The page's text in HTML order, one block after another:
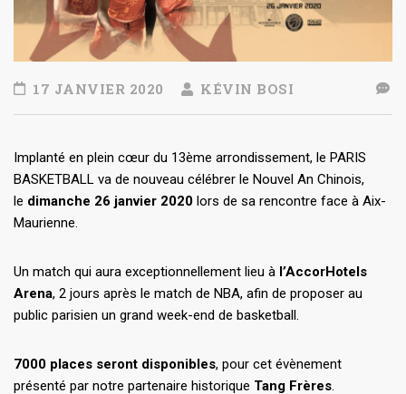
17 JANVIER 2020 KÉVIN BOSI
Implanté en plein cœur du 13ème arrondissement, le PARIS
BASKETBALL va de nouveau célébrer le Nouvel An Chinois,
le dimanche 26 janvier 2020 lors de sa rencontre face à Aix-
Maurienne.
Un match qui aura exceptionnellement lieu à l’AccorHotels
Arena, 2 jours après le match de NBA, afin de proposer au
public parisien un grand week-end de basketball.
7000 places seront disponibles, pour cet évènement
présenté par notre partenaire historique Tang Frères